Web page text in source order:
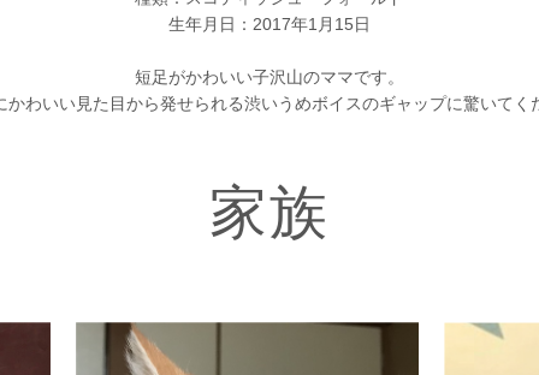
生年月日：2017年1月15日
短足がかわいい子沢山のママです。
かわいい見た目から発せられる渋いうめボイスのギャップに驚いてく
家族